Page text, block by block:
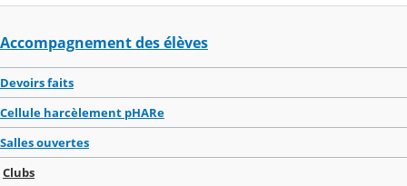
Accompagnement des élèves
Devoirs faits
Cellule harcèlement pHARe
Salles ouvertes
Clubs